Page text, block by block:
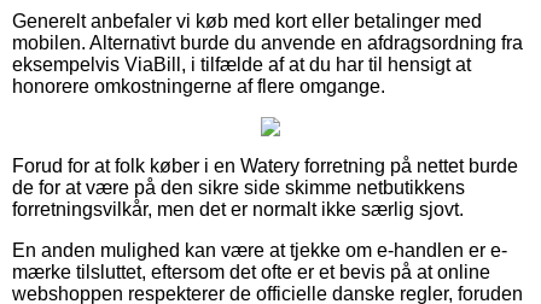
Generelt anbefaler vi køb med kort eller betalinger med
mobilen. Alternativt burde du anvende en afdragsordning fra
eksempelvis ViaBill, i tilfælde af at du har til hensigt at
honorere omkostningerne af flere omgange.
Forud for at folk køber i en Watery forretning på nettet burde
de for at være på den sikre side skimme netbutikkens
forretningsvilkår, men det er normalt ikke særlig sjovt.
En anden mulighed kan være at tjekke om e-handlen er e-
mærke tilsluttet, eftersom det ofte er et bevis på at online
webshoppen respekterer de officielle danske regler, foruden